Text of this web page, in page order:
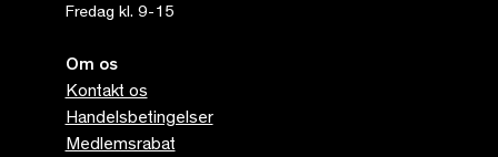
Fredag kl. 9-15
Om os
Kontakt os
Handelsbetingelser
Medlemsrabat